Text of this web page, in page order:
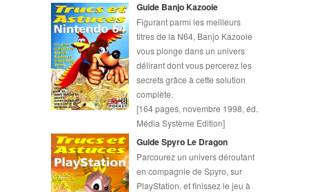
Guide Banjo Kazooie
Figurant parmi les meilleurs
titres de la N64, Banjo Kazooie
vous plonge dans un univers
délirant dont vous percerez les
secrets grâce à cette solution
complète.
[164 pages, novembre 1998, éd.
Média Système Edition]
Guide Spyro Le Dragon
Parcourez un univers déroutant
en compagnie de Spyro, sur
PlayStation, et finissez le jeu à